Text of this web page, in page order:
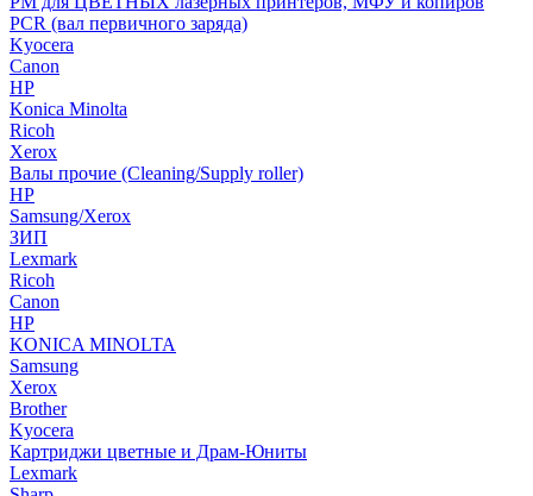
PCR (вал первичного заряда)
Kyocera
Canon
HP
Konica Minolta
Ricoh
Xerox
Валы прочие (Cleaning/Supply roller)
HP
Samsung/Xerox
ЗИП
Lexmark
Ricoh
Canon
HP
KONICA MINOLTA
Samsung
Xerox
Brother
Kyocera
Картриджи цветные и Драм-Юниты
Lexmark